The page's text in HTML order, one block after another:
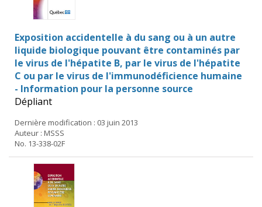
Exposition accidentelle à du sang ou à un autre
liquide biologique pouvant être contaminés par
le virus de l'hépatite B, par le virus de l'hépatite
C ou par le virus de l'immunodéficience humaine
- Information pour la personne source
Dépliant
Dernière modification : 03 juin 2013
Auteur : MSSS
No. 13-338-02F